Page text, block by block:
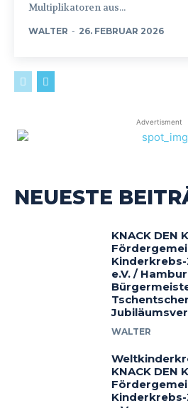
Multiplikatoren aus...
WALTER - 26. FEBRUAR 2026
Advertisment
NEUESTE
KNACK DEN
e.V. /
WALTER
KNACK DEN